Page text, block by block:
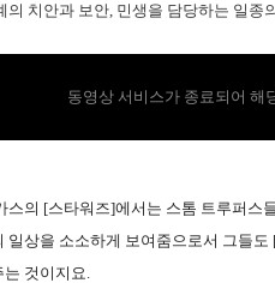
의 치안과 보안, 민생을 담당하는 일종
동영상 서비스가 종료되어 해
스의 [스타워즈]에서는 스톰 트루퍼스
일상을 소소하게 보여줌으로서 그들
는 것이지요.